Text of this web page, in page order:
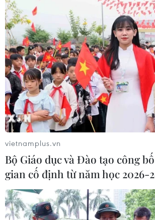
vietnamplus.vn
Bộ Giáo dục và Đào tạo công
gian cố định từ năm học 2026-